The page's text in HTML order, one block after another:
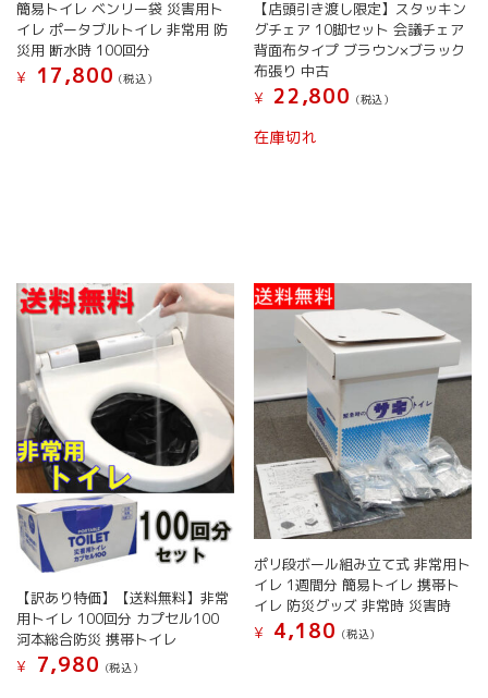
簡易トイレ ベンリー袋 災害用ト
イレ ポータブルトイレ 非常用 防
災用 断水時 100回分
¥
17,800 (税込）
【店頭引き渡し限定】スタッキン
グチェア 10脚セット 会議チェア
背面布タイプ ブラウン×ブラック
布張り 中古
¥ 22,800 (税込）
在庫切れ
【訳あり特価】【送料無料】非常
用トイレ 100回分 カプセル100
河本総合防災 携帯トイレ
¥
7,980 (税込）
ポリ段ボール組み立て式 非常用ト
イレ 1週間分 簡易トイレ 携帯ト
イレ 防災グッズ 非常時 災害時
¥
4,180 (税込）